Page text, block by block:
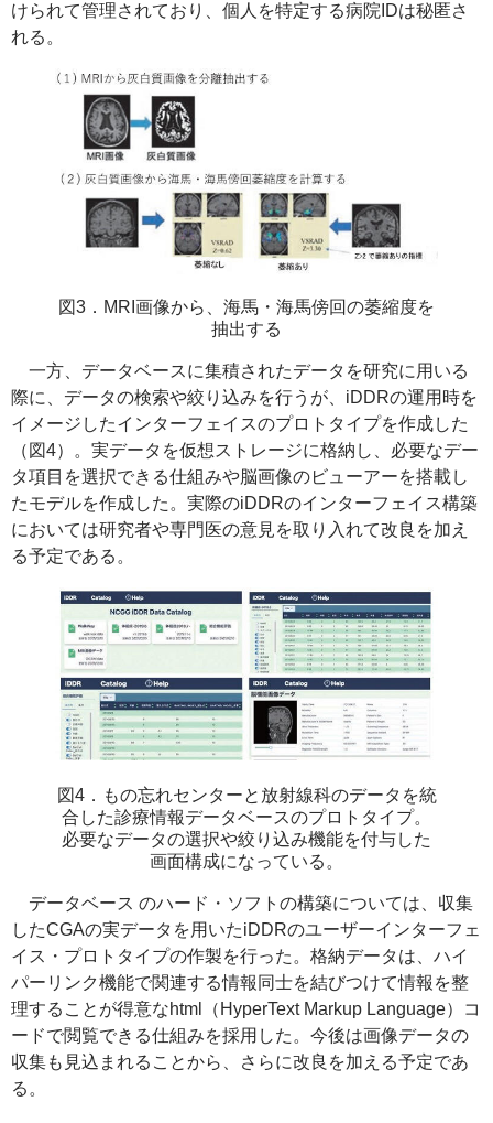
けられて管理されており、個人を特定する病院IDは秘匿さ
れる。
図3．MRI画像から、海馬・海馬傍回の萎縮度を
抽出する
一方、データベースに集積されたデータを研究に用いる
際に、データの検索や絞り込みを行うが、iDDRの運用時を
イメージしたインターフェイスのプロトタイプを作成した
（図4）。実データを仮想ストレージに格納し、必要なデー
タ項目を選択できる仕組みや脳画像のビューアーを搭載し
たモデルを作成した。実際のiDDRのインターフェイス構築
においては研究者や専門医の意見を取り入れて改良を加え
る予定である。
図4．もの忘れセンターと放射線科のデータを統
合した診療情報データベースのプロトタイプ。
必要なデータの選択や絞り込み機能を付与した
画面構成になっている。
データベース のハード・ソフトの構築については、収集
したCGAの実データを用いたiDDRのユーザーインターフェ
イス・プロトタイプの作製を行った。格納データは、ハイ
パーリンク機能で関連する情報同士を結びつけて情報を整
理することが得意なhtml（HyperText Markup Language）コ
ードで閲覧できる仕組みを採用した。今後は画像データの
収集も見込まれることから、さらに改良を加える予定であ
る。